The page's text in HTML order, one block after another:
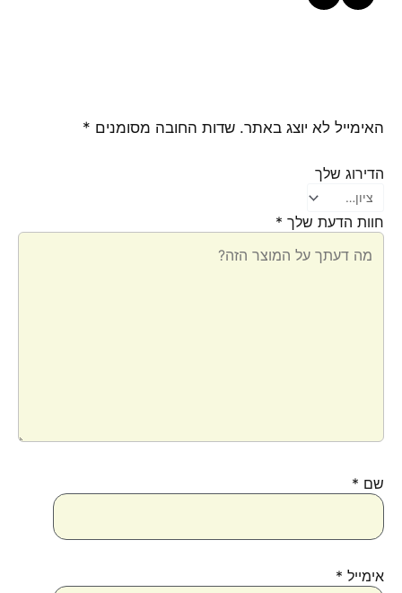
האימייל לא יוצג באתר. שדות החובה מסומנים *
הדירוג שלך
חוות הדעת שלך *
שם *
אימייל *